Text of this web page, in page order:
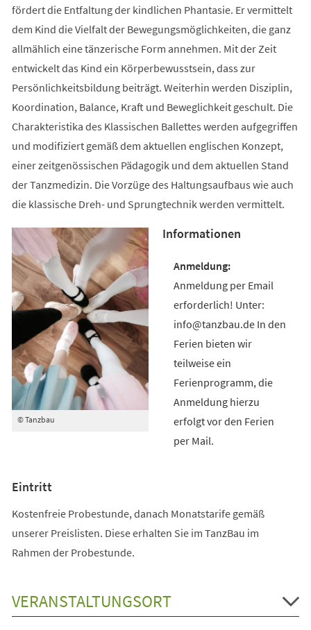
fördert die Entfaltung der kindlichen Phantasie. Er vermittelt
dem Kind die Vielfalt der Bewegungsmöglichkeiten, die ganz
allmählich eine tänzerische Form annehmen. Mit der Zeit
entwickelt das Kind ein Körperbewusstsein, dass zur
Persönlichkeitsbildung beiträgt. Weiterhin werden Disziplin,
Koordination, Balance, Kraft und Beweglichkeit geschult. Die
Charakteristika des Klassischen Ballettes werden aufgegriffen
und modifiziert gemäß dem aktuellen englischen Konzept,
einer zeitgenössischen Pädagogik und dem aktuellen Stand
der Tanzmedizin. Die Vorzüge des Haltungsaufbaus wie auch
die klassische Dreh- und Sprungtechnik werden vermittelt.
© Tanzbau
Informationen
Anmeldung per Email
erforderlich! Unter:
info@tanzbau.de In den
Ferien bieten wir
teilweise ein
Ferienprogramm, die
Anmeldung hierzu
erfolgt vor den Ferien
per Mail.
Eintritt
Kostenfreie Probestunde, danach Monatstarife gemäß
unserer Preislisten. Diese erhalten Sie im TanzBau im
Rahmen der Probestunde.
VERANSTALTUNGSORT